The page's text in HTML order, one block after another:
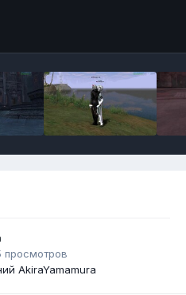
просмотров
AkiraYamamura